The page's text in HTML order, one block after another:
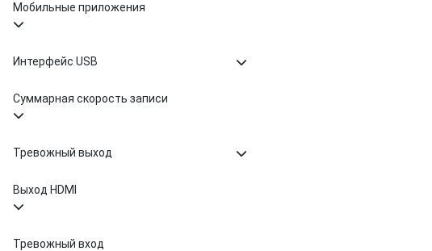
Мобильные приложения
Интерфейс USB
Суммарная скорость записи
Тревожный выход
Выход HDMI
Тревожный вход